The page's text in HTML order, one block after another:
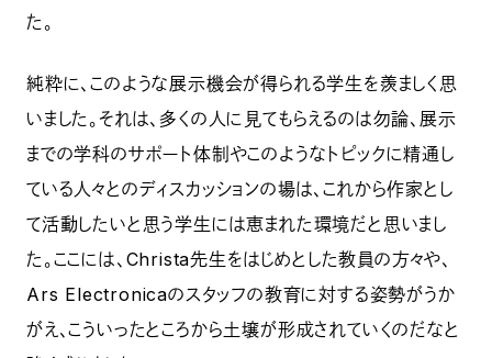
た。
純粋に、このような展示機会が得られる学生を羨ましく思
いました。それは、多くの人に見てもらえるのは勿論、展示
までの学科のサポート体制やこのようなトピックに精通し
ている人々とのディスカッションの場は、これから作家とし
て活動したいと思う学生には恵まれた環境だと思いまし
た。ここには、Christa先生をはじめとした教員の方々や、
Ars Electronicaのスタッフの教育に対する姿勢がうか
がえ、こういったところから土壌が形成されていくのだなと